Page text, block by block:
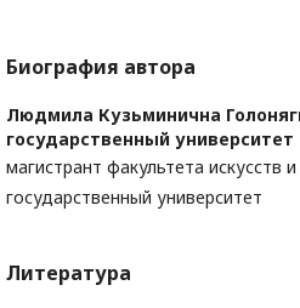
Биография автора
Людмила Кузьминична
государственный университет
магистрант факультета искусств
государственный университет
Литература